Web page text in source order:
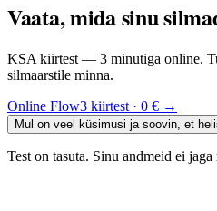
Vaata, mida sinu
KSA kiirtest — 3 minutiga online.
silmaarstile minna.
Online Flow3 kiirtest · 0 € →
Mul on veel küsimusi ja soovin, et
Test on tasuta. Sinu andmeid ei